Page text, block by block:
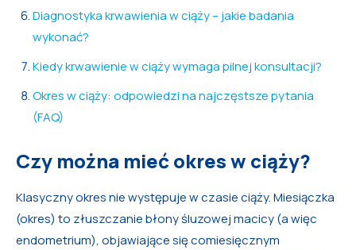
Diagnostyka krwawienia w ciąży – jakie badania
wykonać?
Kiedy krwawienie w ciąży wymaga pilnej konsultacji?
Okres w ciąży: odpowiedzi na najczęstsze pytania
(FAQ)
Czy można mieć okres w ciąży?
Klasyczny okres nie występuje w czasie ciąży. Miesiączka
(okres) to złuszczanie błony śluzowej macicy (a więc
endometrium), objawiające się comiesięcznym